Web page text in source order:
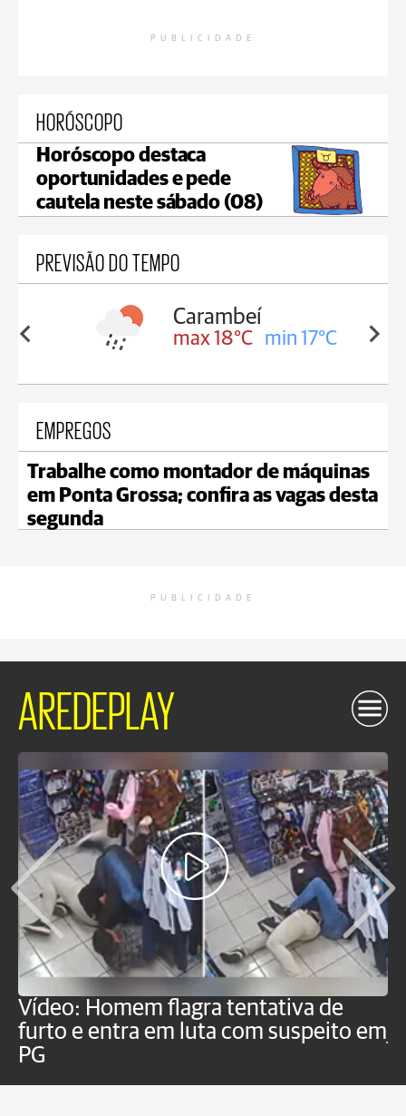
PUBLICIDADE
HORÓSCOPO
Horóscopo destaca
oportunidades e pede
cautela neste sábado (08)
PREVISÃO DO TEMPO
18°C
Carambeí
max 18°C min 17°C
EMPREGOS
Trabalhe como montador de máquinas
em Ponta Grossa; confira as vagas desta
segunda
PUBLICIDADE
AREDEPLAY
Vídeo: Homem flagra tentativa de
furto e entra em luta com suspeito em
PG